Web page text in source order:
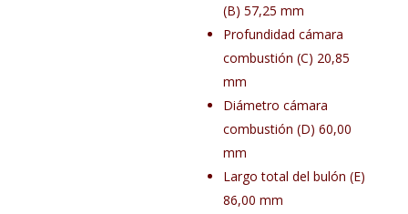
(B) 57,25 mm
Profundidad cámara
combustión (C) 20,85
mm
Diámetro cámara
combustión (D) 60,00
mm
Largo total del bulón (E)
86,00 mm